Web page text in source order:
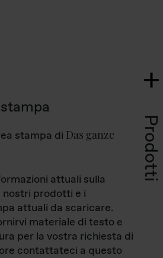
Prodotti
stampa di Das ganze
attuali sulla
nostri prodotti e i
attuali da scaricare.
materiale di testo e
per la vostra richiesta di
contattateci a questo